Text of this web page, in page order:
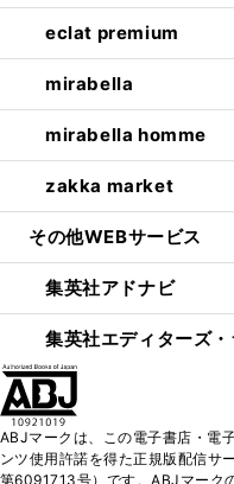
eclat premium
mirabella
mirabella homme
zakka market
その他WEBサービス
集英社アドナビ
集英社エディターズ
ABJマークは、この電子書店・電
ンツ使用許諾を得た正規版配信サ
第6091713号）です。ABJマーク